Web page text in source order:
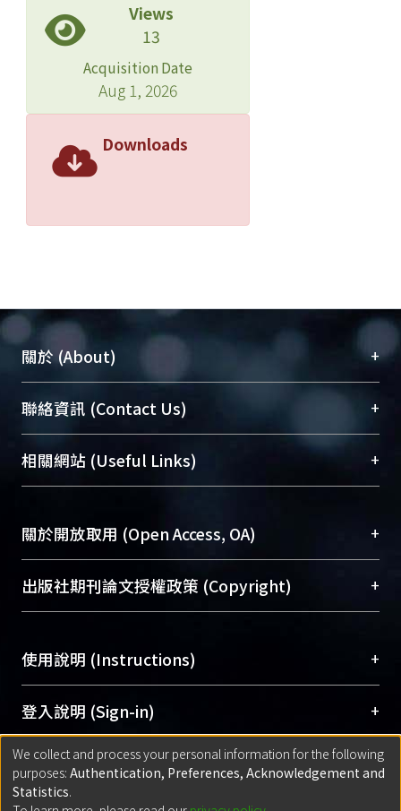
Views
13
Acquisition Date
Aug 1, 2026
Downloads
關於 (About) +
臺大位居世界頂尖大學之列，為永久珍藏及向國際
展現本校豐碩的研究成果及學術能量，圖書館整合
機構典藏（NTUR）與學術庫（AH）不同功能平
台，成為臺大學術典藏NTU scholars。期能整合研
成果。
To permanently archive and promote researcher
profiles and scholarly works, Library integrates the
services of “NTU Repository” with “Academic
聯絡資訊 (Contact Us) +
總館學科館員(Main Library)
醫學圖書館學科館員(Medical Library)
Sciences Library)
相關網站 (Useful Links) +
關於開放取用 (Open Access, OA) +
開放取用是從使用者角度提升資訊取用性的社會運
動，應用在學術研究上是透過將研究著作公開供使
用逐年攀升。同時可加速研究發展、提升研究影響
Archive）平台。 （點選深入了解OA）
出版社期刊論文授權政策 (Copyright) +
含部分內容的版權非匯入者所有，或由第三方贊
助與合作完成，請確認該版權所有者及第三方同
意提供此授權。
Please represent that the submission is your
original work, and that you have the right to
grant the rights to upload.
使用說明 (Instructions) +
網站簡介(Quickstart Guide)
使用手冊(Instruction Manual)
線上預約服務(Booking Service)
登入說明 (Sign-in) +
方案一：臺灣大學計算機中心帳號登入
(With C&INC Email Account)
匯入著作 (Submission) +
We collect and process your personal information for the following
purposes: Authentication, Preferences, Acknowledgement and
Statistics.